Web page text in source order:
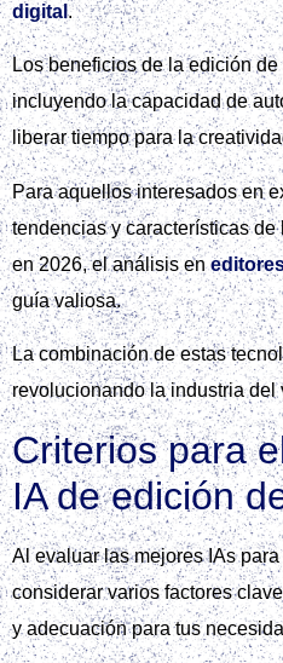
digital.
Los beneficios de la edición
incluyendo la capacidad de
liberar tiempo para la
Para aquellos interesados en
tendencias y características
en 2026, el análisis en
guía valiosa.
La combinación de estas
revolucionando la industria
Criterios para
IA de edición
Al evaluar las mejores IAs
considerar varios factores
y adecuación para tus